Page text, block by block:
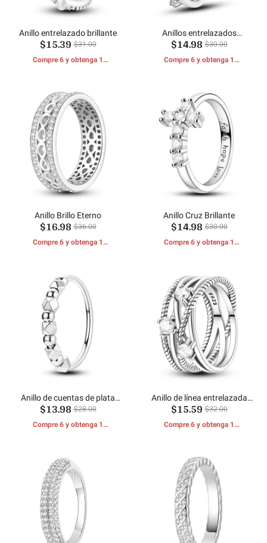
Anillo entrelazado brillante
$15.39 $31.00
Compre 6 y obtenga 1
Anillos entrelazados
brillantes
$14.98 $30.00
Compre 6 y obtenga 1
Anillo Brillo Eterno
$16.98 $36.00
Compre 6 y obtenga 1
Anillo Cruz Brillante
$14.98 $30.00
Compre 6 y obtenga 1
Anillo de cuentas de plata
deslizantes
$13.98 $28.00
Compre 6 y obtenga 1
Anillo de línea entrelazada
brillante
$15.59 $32.00
Compre 6 y obtenga 1